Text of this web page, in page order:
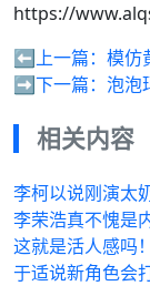
https://
⬅️上一篇： 模仿
➡️下一篇： 泡泡
相关内容
李柯以说刚演太
李荣浩真不愧是
这就是活人感吗！
于适说新角色会